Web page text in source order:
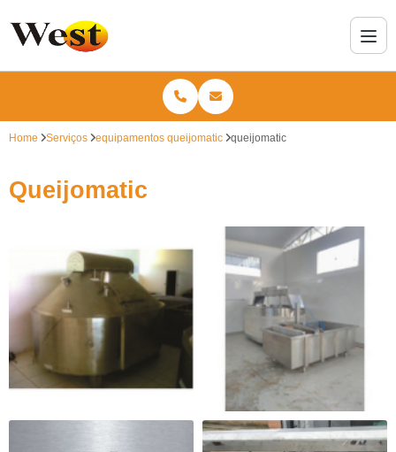
Home Serviços equipamentos queijomatic queijomatic
Queijomatic